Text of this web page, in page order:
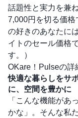
話題性と実力を兼
7,000円を切る価
の好きのあなたに
イトのセール価格
す。）
OKare！Pulseの詳
快適な暮らしをサ
に、空間を豊かに
「こんな機能があ
かな」。そんな私